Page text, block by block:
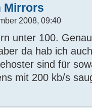
Mirrors
2008, 09:40
unter 100.
da hab ich
sind für
mit 200 kb/s